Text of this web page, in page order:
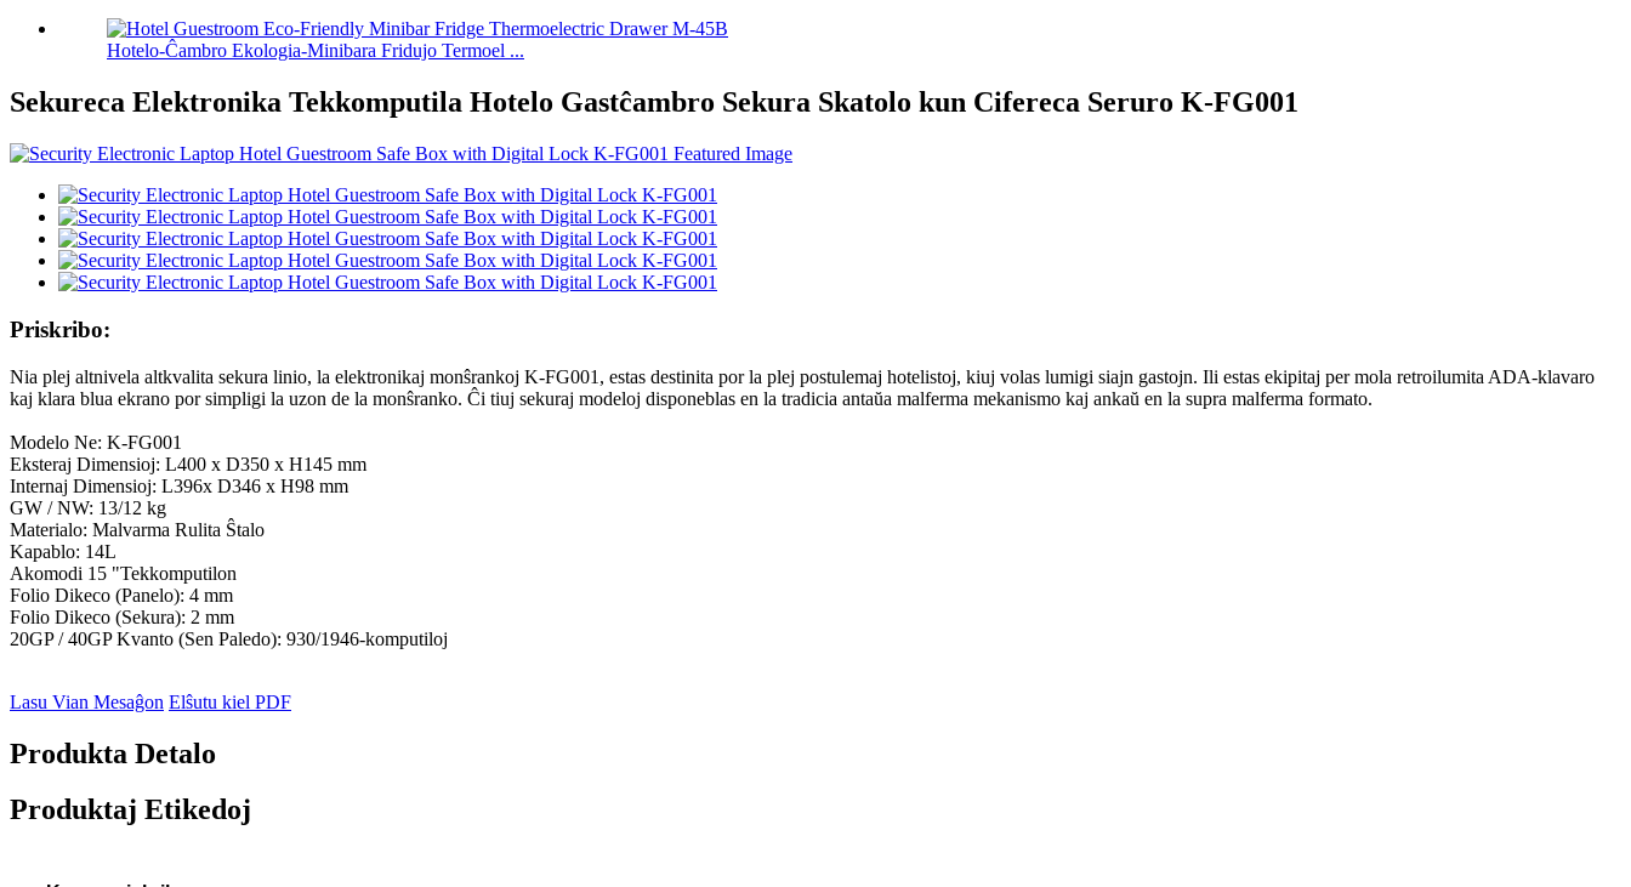
Hotelo-Ĉambro Ekologia-Minibara Fridujo Termoel ...
Sekureca Elektronika Tekkomputila Hotelo Gastĉambro Sekura Skatolo kun Cifereca Seruro K-FG001
Priskribo:
Nia plej altnivela altkvalita sekura linio, la elektronikaj monŝrankoj K-FG001, estas destinita por la plej postulemaj hotelistoj, kiuj volas lumigi siajn gastojn. Ili estas ekipitaj per mola retroilumita ADA-klavaro
kaj klara blua ekrano por simpligi la uzon de la monŝranko. Ĉi tiuj sekuraj modeloj disponeblas en la tradicia antaŭa malferma mekanismo kaj ankaŭ en la supra malferma formato.
Modelo Ne: K-FG001
Eksteraj Dimensioj: L400 x D350 x H145 mm
Internaj Dimensioj: L396x D346 x H98 mm
GW / NW: 13/12 kg
Materialo: Malvarma Rulita Ŝtalo
Kapablo: 14L
Akomodi 15 "Tekkomputilon
Folio Dikeco (Panelo): 4 mm
Folio Dikeco (Sekura): 2 mm
20GP / 40GP Kvanto (Sen Paledo): 930/1946-komputiloj
Lasu Vian Mesaĝon Elŝutu kiel PDF
Produkta Detalo
Produktaj Etikedoj